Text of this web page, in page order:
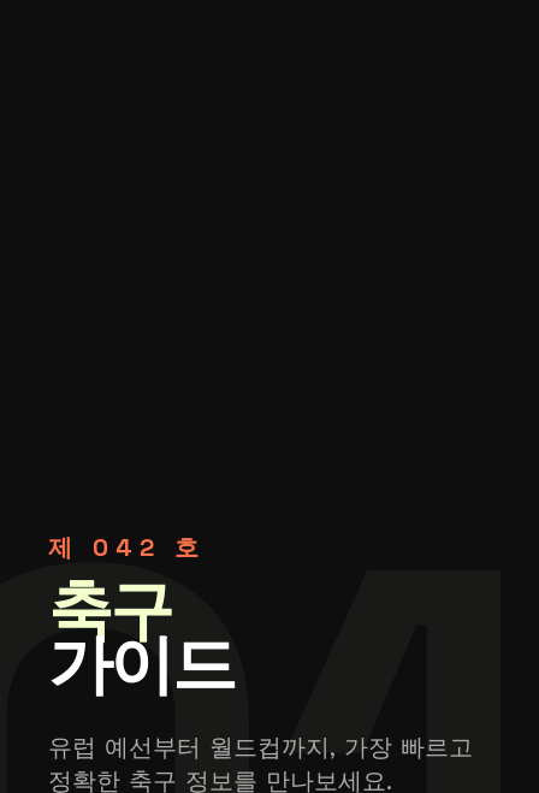
제 042 호
축구
가이드
유럽 예선부터 월드컵까지, 가장 빠르고
정확한 축구 정보를 만나보세요.